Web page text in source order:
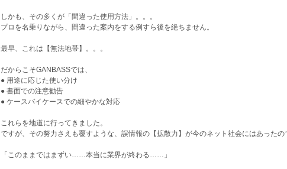
しかも、その多くが「間違った使用方法」。。。
プロを名乗りながら、間違った案内をする例すら後を絶ちません。
最早、これは【無法地帯】。。。
だからこそGANBASSでは、
● 用途に応じた使い分け
● 書面での注意勧告
● ケースバイケースでの細やかな対応
これらを地道に行ってきました。
ですが、その努力さえも覆すような、誤情報の【拡散力】が今のネット社会にはあったの
「このままではまずい……本当に業界が終わる……」